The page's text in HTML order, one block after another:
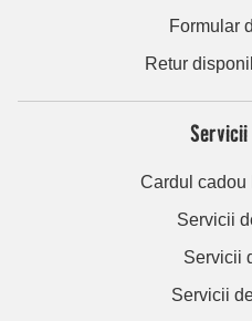
Formular
Retur
Cardul cadou
Servicii
Servicii
Servicii